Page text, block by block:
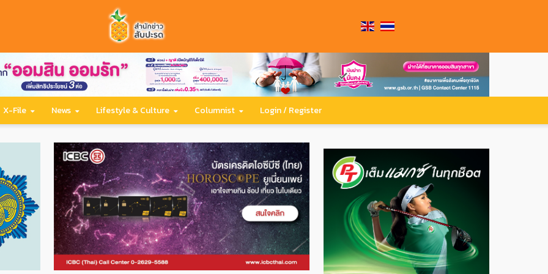
X-File News Lifestyle & Culture Columnist Login / Register